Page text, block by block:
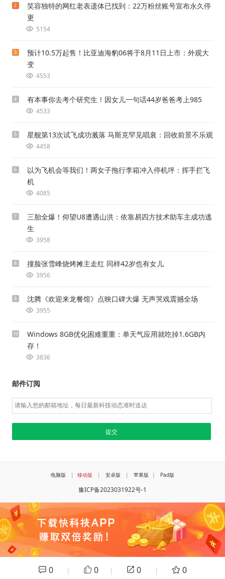
2
笑容独特的网红老表遗体已找到：22万粉丝账号宣布永久停
更
5154
3
预计10.5万起售！比亚迪海豹06将于8月11日上市：外观大
变
4553
4 有本事你去考个研究生！因女儿一句话44岁爸爸考上985
4533
5 星舰第13次试飞成功溅落 马斯克罕见唱衰：回收前景不乐观
4458
6
以为飞机会等我们！两女子拖行李箱冲入停机坪：挥手拦飞
机
4085
7
三胎全爆！仰望U8遭遇山洪：依靠易四方技术助车主成功逃
生
3958
8 撞脸张雪峰烧烤摊主走红 同样42岁也有女儿
3956
9 沈腾《欢迎来龙餐馆》点映口碑大爆 无声哭戏震撼全场
3955
10
Windows 8GB优化困难重重：单天气应用就吃掉1.6GB内
存！
3836
邮件订阅
0 | 0 | 0 | 0
电脑版 | 移动版 | 安卓版 | 苹果版 | Pad版
豫ICP备2023031922号-1